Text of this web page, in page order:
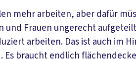
mehr arbeiten, aber dafür
und Frauen ungerecht
arbeiten. Das ist auch im
Es braucht endlich